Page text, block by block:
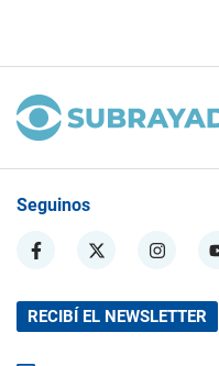
Seguinos
RECIBÍ EL NEWSLETTER